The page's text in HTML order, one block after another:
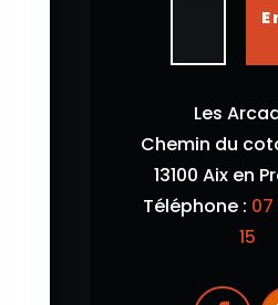
Les
Chemin du
13100 Aix en
Téléphone :
15